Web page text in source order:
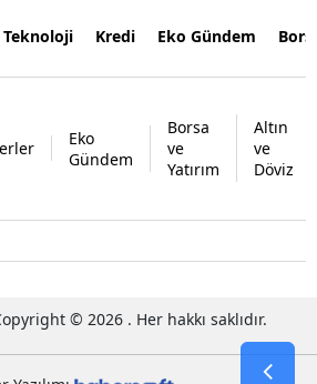
Teknoloji Kredi Eko Gündem
Eko
Gündem
Borsa
ve
Yatırım
Altın
ve
Döviz
© 2026 . Her hakkı saklıdır.